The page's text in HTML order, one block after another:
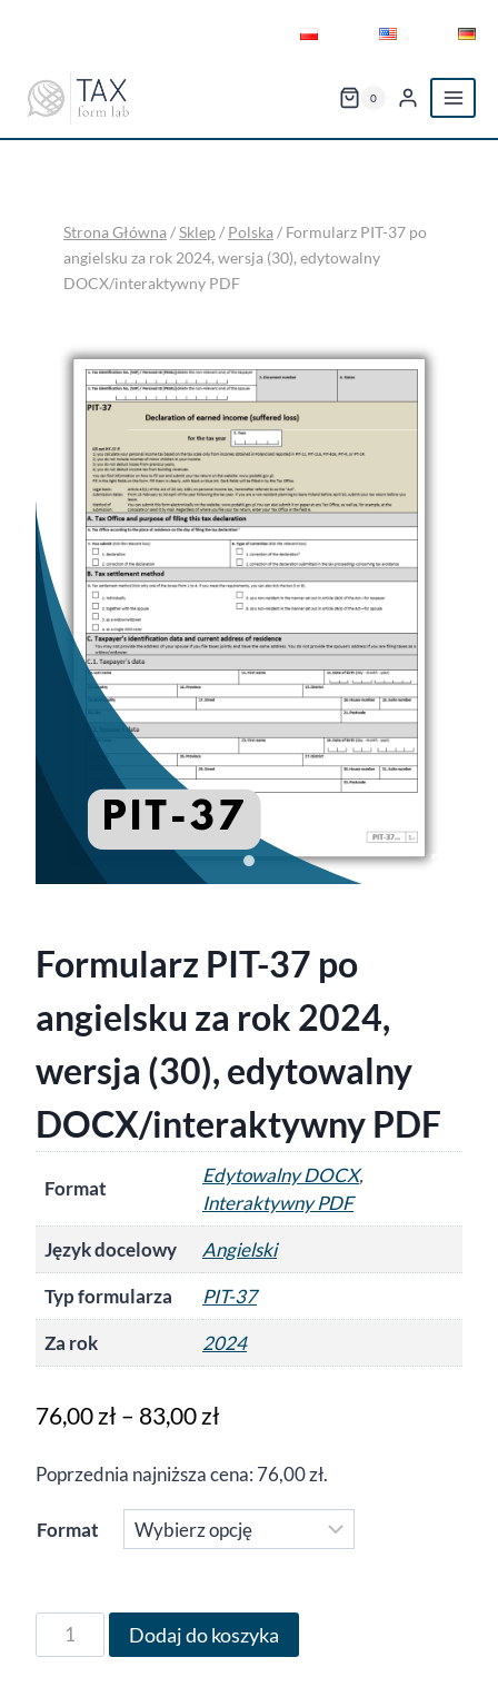
0
Strona Główna/Sklep/ Polska/ Formularz PIT-37 po
angielsku za rok 2024, wersja (30), edytowalny
DOCX/interaktywny PDF
Formularz PIT-37 po
angielsku za rok 2024,
wersja (30), edytowalny
DOCX/interaktywny PDF
Format
Edytowalny DOCX,
Interaktywny PDF
Język docelowy
Angielski
Typ formularza
PIT-37
Za rok
2024
76,00zł– 83,00złZakres
od
76,00 zł
Poprzednia najniższa cena: 76,00zł.
Format
ilość
Formularz
Dodaj do koszyka